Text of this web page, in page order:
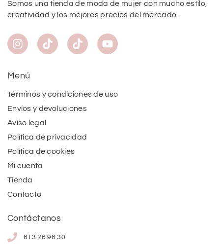
Somos una tienda de moda de mujer con mucho estilo,
creatividad y los mejores precios del mercado.
Menú
Términos y condiciones de uso
Envíos y devoluciones
Aviso legal
Política de privacidad
Política de cookies
Mi cuenta
Tienda
Contacto
Contáctanos
613 26 96 30